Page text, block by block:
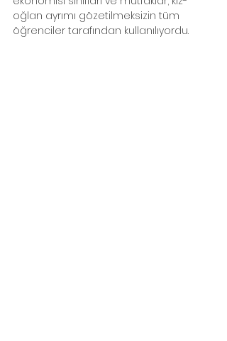
oğlan ayrımı gözetilmeksizin tüm
öğrenciler tarafından kullanılıyordu.